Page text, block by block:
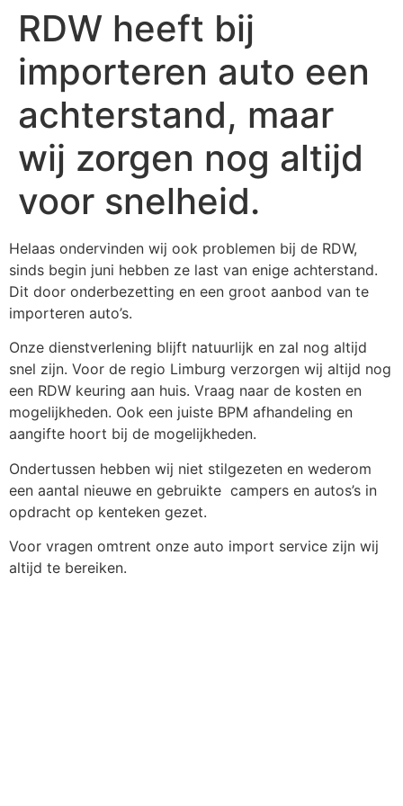
RDW heeft bij
importeren auto een
achterstand, maar
wij zorgen nog altijd
voor snelheid.
Helaas ondervinden wij ook problemen bij de RDW,
sinds begin juni hebben ze last van enige achterstand.
Dit door onderbezetting en een groot aanbod van te
importeren auto’s.
Onze dienstverlening blijft natuurlijk en zal nog altijd
snel zijn. Voor de regio Limburg verzorgen wij altijd nog
een RDW keuring aan huis. Vraag naar de kosten en
mogelijkheden. Ook een juiste BPM afhandeling en
aangifte hoort bij de mogelijkheden.
Ondertussen hebben wij niet stilgezeten en wederom
een aantal nieuwe en gebruikte campers en autos’s in
opdracht op kenteken gezet.
Voor vragen omtrent onze auto import service zijn wij
altijd te bereiken.